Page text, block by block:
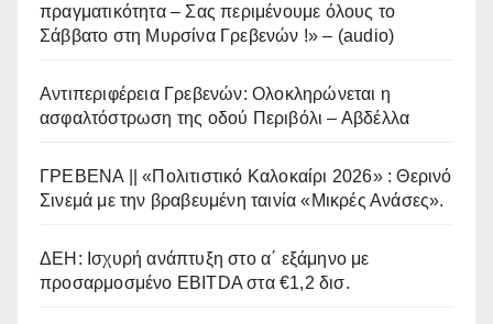
πραγματικότητα – Σας περιμένουμε όλους το
Σάββατο στη Μυρσίνα Γρεβενών !» – (audio)
Αντιπεριφέρεια Γρεβενών: Ολοκληρώνεται η
ασφαλτόστρωση της οδού Περιβόλι – Αβδέλλα
ΓΡΕΒΕΝΑ || «Πολιτιστικό Καλοκαίρι 2026» : Θερινό
Σινεμά με την βραβευμένη ταινία «Μικρές Ανάσες».
ΔΕΗ: Ισχυρή ανάπτυξη στο α΄ εξάμηνο με
προσαρμοσμένο EBITDA στα €1,2 δισ.